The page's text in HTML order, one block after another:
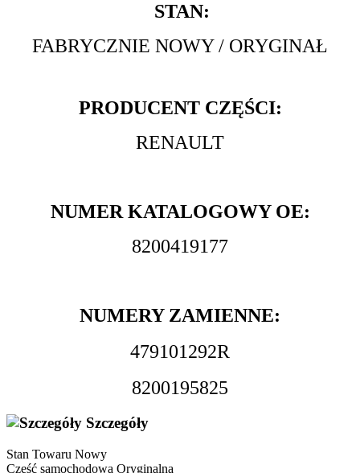
STAN:
FABRYCZNIE NOWY / ORYGINAŁ
PRODUCENT CZĘŚCI:
RENAULT
NUMER KATALOGOWY OE:
8200419177
NUMERY ZAMIENNE:
479101292R
8200195825
Szczegóły
Stan Towaru Nowy
Część samochodowa Oryginalna